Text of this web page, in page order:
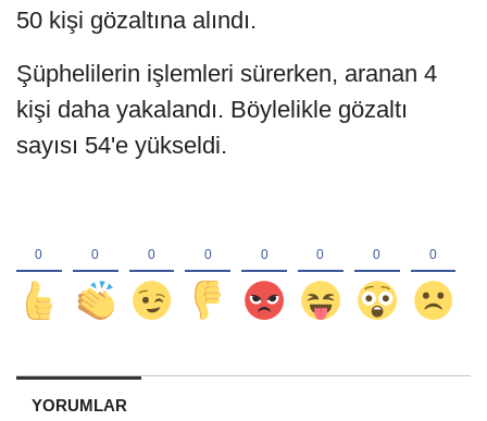
50 kişi gözaltına alındı.
Şüphelilerin işlemleri sürerken, aranan 4
kişi daha yakalandı. Böylelikle gözaltı
sayısı 54'e yükseldi.
YORUMLAR